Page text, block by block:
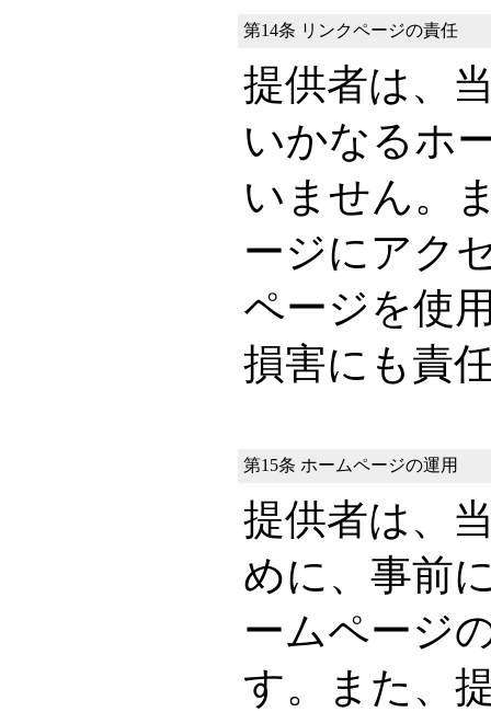
第14条 リンクページの責任
提供者は、
いかなるホ
いません。
ージにアク
ページを使
損害にも責
第15条 ホームページの運用
提供者は、
めに、事前
ームページ
す。また、